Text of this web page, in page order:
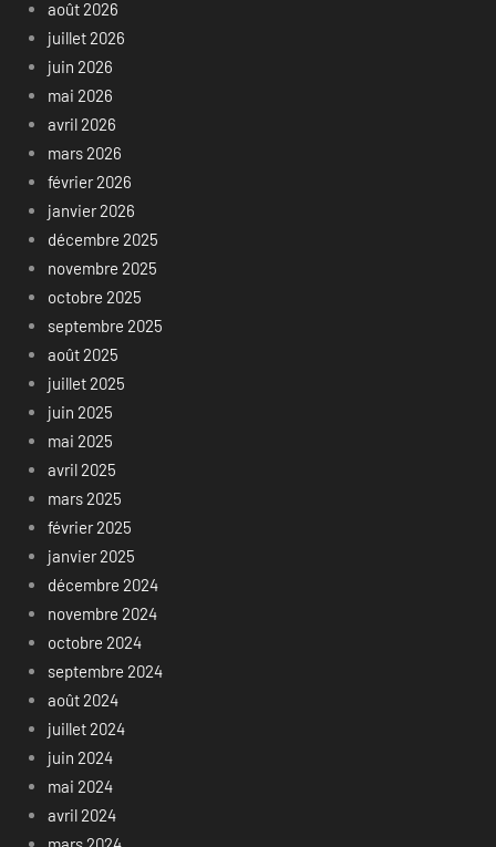
août 2026
juillet 2026
juin 2026
mai 2026
avril 2026
mars 2026
février 2026
janvier 2026
décembre 2025
novembre 2025
octobre 2025
septembre 2025
août 2025
juillet 2025
juin 2025
mai 2025
avril 2025
mars 2025
février 2025
janvier 2025
décembre 2024
novembre 2024
octobre 2024
septembre 2024
août 2024
juillet 2024
juin 2024
mai 2024
avril 2024